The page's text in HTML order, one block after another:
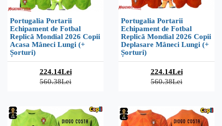
Portugalia Portarii
Echipament de Fotbal
Replică Mondial 2026 Copii
Acasa Mâneci Lungi (+
Șorturi)
224.14Lei
560.38Lei
Portugalia Portarii
Echipament de Fotbal
Replică Mondial 2026 Copii
Deplasare Mâneci Lungi (+
Șorturi)
224.14Lei
560.38Lei